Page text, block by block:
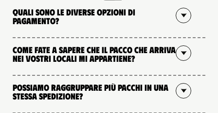
Quali sono le diverse opzioni di
pagamento?
Come fate a sapere che il pacco che arriva
nei vostri locali mi appartiene?
Possiamo raggruppare più pacchi in una
stessa spedizione?